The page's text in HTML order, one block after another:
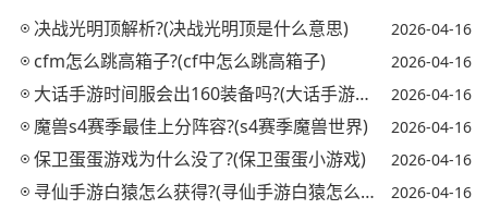
决战光明顶解析?(决战光明顶是什么意思) 2026-04-16
cfm怎么跳高箱子?(cf中怎么跳高箱子) 2026-04-16
大话手游时间服会出160装备吗?(大话手游时间服140装备展示) 2026-04-16
魔兽s4赛季最佳上分阵容?(s4赛季魔兽世界) 2026-04-16
保卫蛋蛋游戏为什么没了?(保卫蛋蛋小游戏) 2026-04-16
寻仙手游白猿怎么获得?(寻仙手游白猿怎么获得技能) 2026-04-16